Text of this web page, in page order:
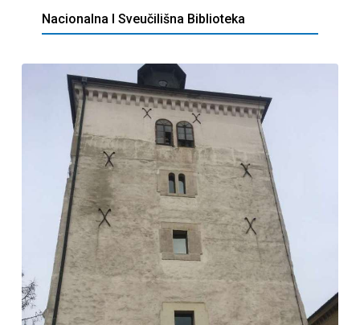
Nacionalna I Sveučilišna Biblioteka